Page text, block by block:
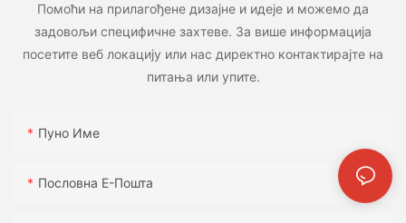
Помоћи на прилагођене дизајне и идеје и можемо да
задовољи специфичне захтеве. За више информација
посетите веб локацију или нас директно контактирајте на
питања или упите.
Пуно Име
Пословна Е-Пошта